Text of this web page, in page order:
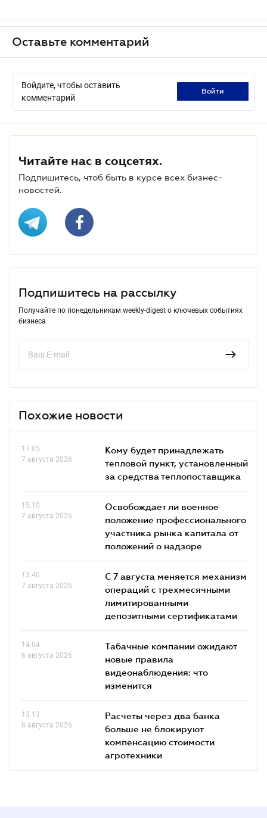
Оставьте комментарий
Войдите, чтобы оставить
комментарий
войти
Читайте нас в соцсетях.
Подпишитесь, чтоб быть в курсе всех бизнес-
новостей.
Подпишитесь на рассылку
Получайте по понедельникам weekly-digest о ключевых событиях
бизнеса
Похожие новости
17.05
7 августа 2026
Кому будет принадлежать
тепловой пункт, установленный
за средства теплопоставщика
15.10
7 августа 2026
Освобождает ли военное
положение профессионального
участника рынка капитала от
положений о надзоре
13.40
7 августа 2026
С 7 августа меняется механизм
операций с трехмесячными
лимитированными
депозитными сертификатами
14.04
6 августа 2026
Табачные компании ожидают
новые правила
видеонаблюдения: что
изменится
13.13
6 августа 2026
Расчеты через два банка
больше не блокируют
компенсацию стоимости
агротехники